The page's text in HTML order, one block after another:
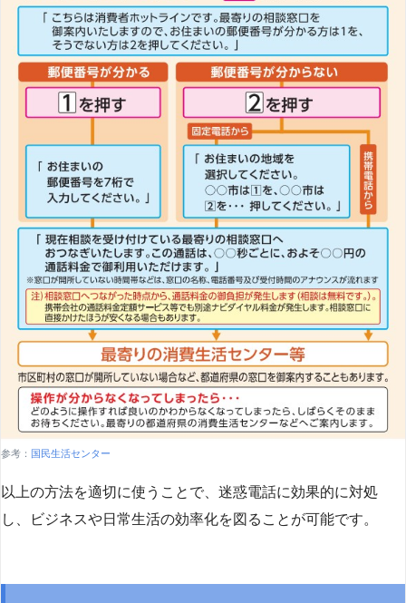
参考： 国民生活センター
以上の方法を適切に使うことで、迷惑電話に効果的に対処
し、ビジネスや日常生活の効率化を図ることが可能です。